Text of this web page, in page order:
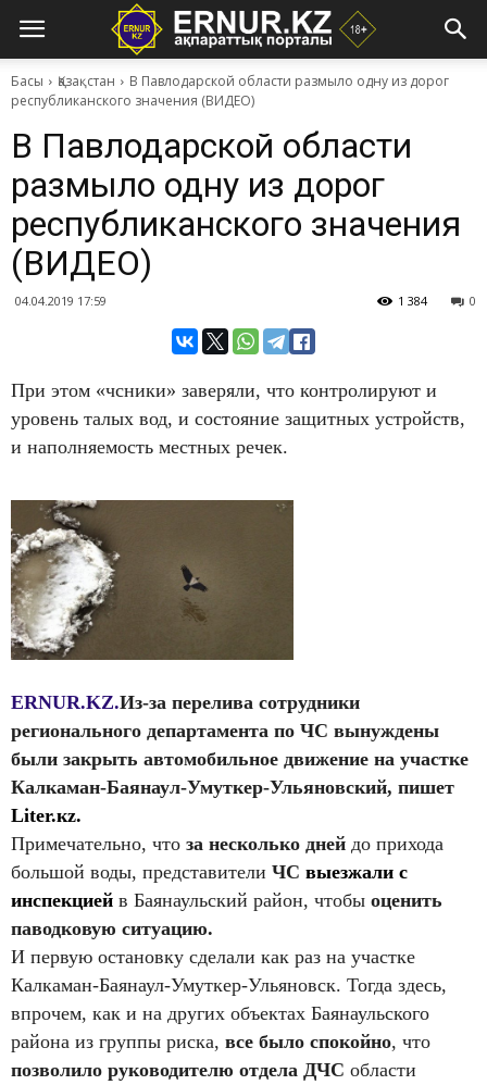
Басы Қазақстан
​В Павлодарской области размыло одну из дорог
республиканского значения (ВИДЕО)
​В Павлодарской области
размыло одну из дорог
республиканского значения
(ВИДЕО)
04.04.2019 17:59 0
1 384
При этом «чсники» заверяли, что контролируют и
уровень талых вод, и состояние защитных устройств,
и наполняемость местных речек.
ERNUR.KZ.Из-за перелива сотрудники
регионального департамента по ЧС вынуждены
были закрыть автомобильное движение на участке
Калкаман-Баянаул-Умуткер-Ульяновский, пишет
Liter.кz.
Примечательно, что за несколько дней до прихода
большой воды, представители ЧС выезжали с
инспекцией в Баянаульский район, чтобы оценить
паводковую ситуацию.
И первую остановку сделали как раз на участке
Калкаман-Баянаул-Умуткер-Ульяновск. Тогда здесь,
впрочем, как и на других объектах Баянаульского
района из группы риска, все было спокойно, что
позволило руководителю отдела ДЧС области